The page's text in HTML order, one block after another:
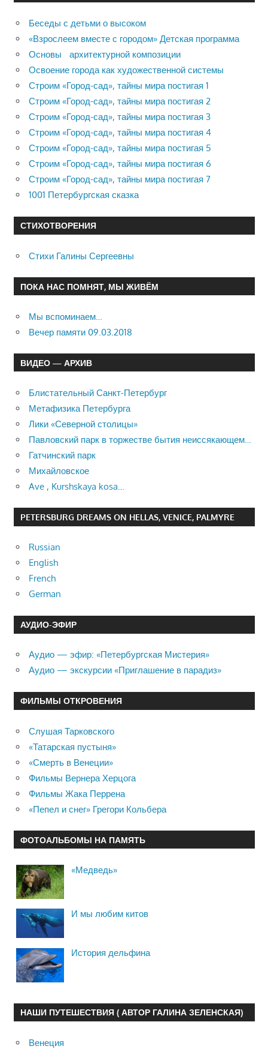
Беседы с детьми о высоком
«Взрослеем вместе с городом» Детская программа
Основы архитектурной композиции
Освоение города как художественной системы
Строим «Город-сад», тайны мира постигая 1
Строим «Город-сад», тайны мира постигая 2
Строим «Город-сад», тайны мира постигая 3
Строим «Город-сад», тайны мира постигая 4
Строим «Город-сад», тайны мира постигая 5
Строим «Город-сад», тайны мира постигая 6
Строим «Город-сад», тайны мира постигая 7
1001 Петербургская сказка
СТИХОТВОРЕНИЯ
Стихи Галины Сергеевны
ПОКА НАС ПОМНЯТ, МЫ ЖИВЁМ
Мы вспоминаем…
Вечер памяти 09.03.2018
ВИДЕО — АРХИВ
Блистательный Санкт-Петербург
Метафизика Петербурга
Лики «Северной столицы»
Павловский парк в торжестве бытия неиссякающем…
Гатчинский парк
Михайловское
Ave , Kurshskaya kosa…
PETERSBURG DREAMS ON HELLAS, VENICE, PALMYRE
Russian
English
French
German
АУДИО-ЭФИР
Аудио — эфир: «Петербургская Мистерия»
Аудио — экскурсии «Приглашение в парадиз»
ФИЛЬМЫ ОТКРОВЕНИЯ
Слушая Тарковского
«Татарская пустыня»
«Смерть в Венеции»
Фильмы Вернера Херцога
Фильмы Жака Перрена
«Пепел и снег» Грегори Кольбера
ФОТОАЛЬБОМЫ НА ПАМЯТЬ
«Медведь»
И мы любим китов
История дельфина
НАШИ ПУТЕШЕСТВИЯ ( АВТОР ГАЛИНА ЗЕЛЕНСКАЯ)
Венеция